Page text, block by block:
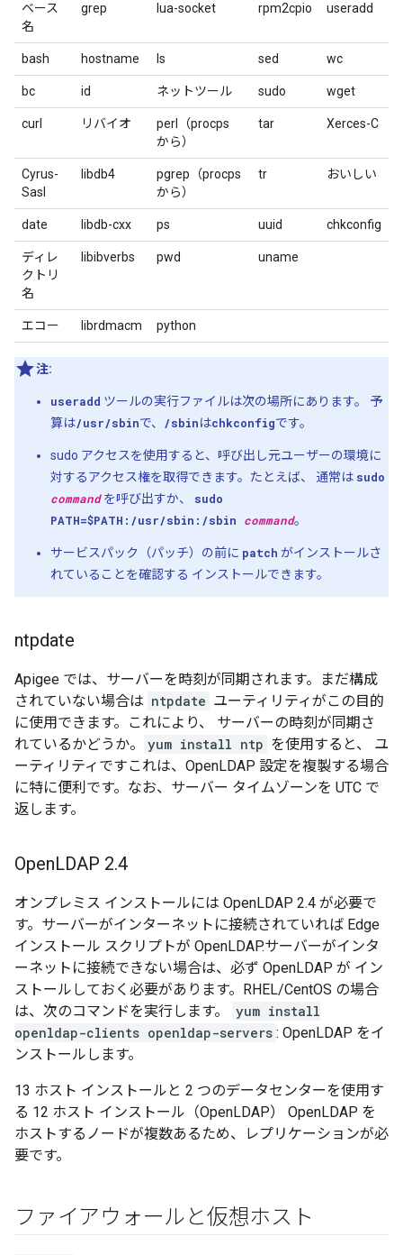
ベース
名
grep lua-socket rpm2cpio useradd
bash hostname ls sed wc
bc id ネットツール sudo wget
curl リバイオ
perl（procps
から）
tar Xerces-C
Cyrus-
Sasl
libdb4
pgrep（procps
から）
tr おいしい
date libdb-cxx ps uuid chkconfig
ディレ
クトリ
名
libibverbs pwd uname
エコー librdmacm python
注:
useradd ツールの実行ファイルは次の場所にあります。 予
算は/usr/sbinで、 /sbinはchkconfigです。
sudo アクセスを使用すると、呼び出し元ユーザーの環境に
対するアクセス権を取得できます。たとえば、 通常は sudo
commandを呼び出すか、 sudo
PATH=$PATH:/usr/sbin:/sbin command。
サービスパック（パッチ）の前に patch がインストールさ
れていることを確認する インストールできます。
ntpdate
Apigee では、サーバーを時刻が同期されます。まだ構成
されていない場合は ntpdate ユーティリティがこの目的
に使用できます。これにより、 サーバーの時刻が同期さ
れているかどうか。
yum install ntp を使用すると、 ユ
ーティリティですこれは、OpenLDAP 設定を複製する場合
に特に便利です。なお、サーバー タイムゾーンを UTC で
返します。
OpenLDAP 2.4
オンプレミス インストールには OpenLDAP 2.4 が必要で
す。サーバーがインターネットに接続されていれば Edge
インストール スクリプトが OpenLDAP.サーバーがインタ
ーネットに接続できない場合は、必ず OpenLDAP が イン
ストールしておく必要があります。RHEL/CentOS の場合
は、次のコマンドを実行します。
yum install
openldap-clients openldap-servers : OpenLDAP をイ
ンストールします。
13 ホスト インストールと 2 つのデータセンターを使用す
る 12 ホスト インストール（OpenLDAP） OpenLDAP を
ホストするノードが複数あるため、レプリケーションが必
要です。
ファイアウォールと仮想ホスト